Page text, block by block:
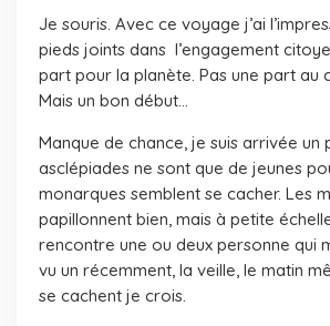
Je souris. Avec ce voyage j’ai
pieds joints dans l’engagement
part pour la planète. Pas une part au
Mais un bon début…
Manque de chance, je suis arrivée un
asclépiades ne sont que de jeunes
monarques semblent se cacher. Les
papillonnent bien, mais à petite
rencontre une ou deux personne qui
vu un récemment, la veille, le matin
se cachent je crois.